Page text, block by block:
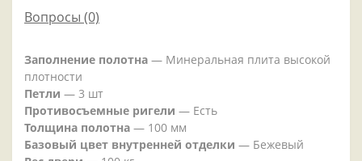
Вопросы (0)
Заполнение полотна — Минеральная плита высокой
плотности
Петли — 3 шт
Противосъемные ригели — Есть
Толщина полотна — 100 мм
Базовый цвет внутренней отделки — Бежевый